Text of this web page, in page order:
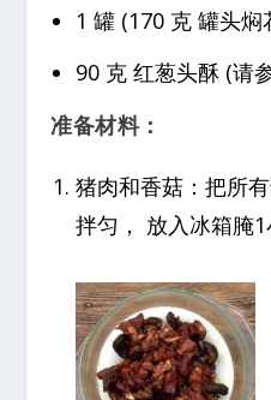
1 罐 (170 克 罐头焖
90 克 红葱头酥 (请
准备材料：
猪肉和香菇：把所
拌匀， 放入冰箱腌1